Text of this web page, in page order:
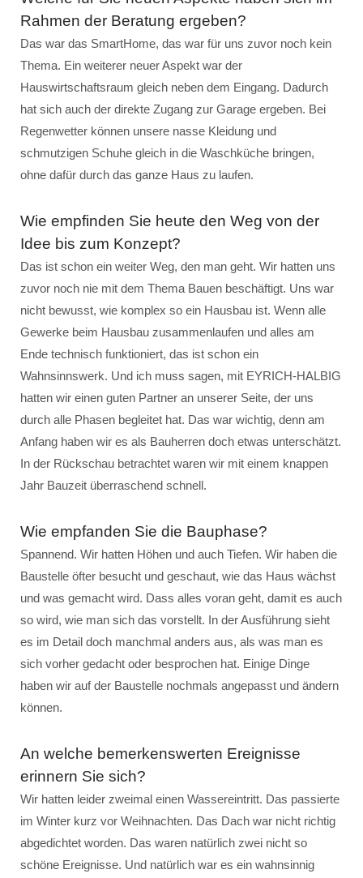
Rahmen der Beratung ergeben?
Das war das SmartHome, das war für uns zuvor noch kein
Thema. Ein weiterer neuer Aspekt war der
Hauswirtschaftsraum gleich neben dem Eingang. Dadurch
hat sich auch der direkte Zugang zur Garage ergeben. Bei
Regenwetter können unsere nasse Kleidung und
schmutzigen Schuhe gleich in die Waschküche bringen,
ohne dafür durch das ganze Haus zu laufen.
Wie empfinden Sie heute den Weg von der
Idee bis zum Konzept?
Das ist schon ein weiter Weg, den man geht. Wir hatten uns
zuvor noch nie mit dem Thema Bauen beschäftigt. Uns war
nicht bewusst, wie komplex so ein Hausbau ist. Wenn alle
Gewerke beim Hausbau zusammenlaufen und alles am
Ende technisch funktioniert, das ist schon ein
Wahnsinnswerk. Und ich muss sagen, mit EYRICH-HALBIG
hatten wir einen guten Partner an unserer Seite, der uns
durch alle Phasen begleitet hat. Das war wichtig, denn am
Anfang haben wir es als Bauherren doch etwas unterschätzt.
In der Rückschau betrachtet waren wir mit einem knappen
Jahr Bauzeit überraschend schnell.
Wie empfanden Sie die Bauphase?
Spannend. Wir hatten Höhen und auch Tiefen. Wir haben die
Baustelle öfter besucht und geschaut, wie das Haus wächst
und was gemacht wird. Dass alles voran geht, damit es auch
so wird, wie man sich das vorstellt. In der Ausführung sieht
es im Detail doch manchmal anders aus, als was man es
sich vorher gedacht oder besprochen hat. Einige Dinge
haben wir auf der Baustelle nochmals angepasst und ändern
können.
An welche bemerkenswerten Ereignisse
erinnern Sie sich?
Wir hatten leider zweimal einen Wassereintritt. Das passierte
im Winter kurz vor Weihnachten. Das Dach war nicht richtig
abgedichtet worden. Das waren natürlich zwei nicht so
schöne Ereignisse. Und natürlich war es ein wahnsinnig